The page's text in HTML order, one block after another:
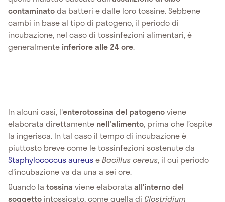
contaminatoda batteri e dalle loro tossine. Sebbene
cambi in base al tipo di patogeno, il periodo di
incubazione, nel caso di tossinfezioni alimentari, è
generalmente inferiore alle 24 ore.
In alcuni casi, l'enterotossina del patogenoviene
elaborata direttamente nell'alimento, prima che l’ospite
la ingerisca. In tal caso il tempo di incubazione è
piuttosto breve come le tossinfezioni sostenute da
Staphylococcus aureuseBacillus cereus, il cui periodo
d'incubazione va da una a sei ore.
Quando la tossina viene elaborata all’interno del
soggetto intossicato, come quella di Clostridium